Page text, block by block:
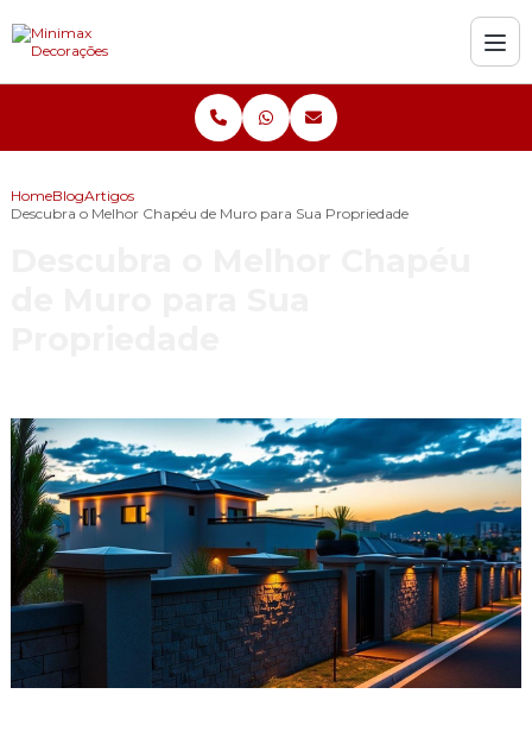
HomeBlogArtigos
Descubra o Melhor Chapéu de Muro para Sua Propriedade